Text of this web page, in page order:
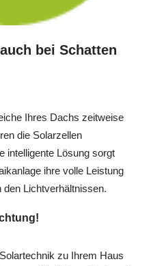
bei Schatten
Ihres Dachs zeitweise
die Solarzellen
intelligente Lösung sorgt
ihre volle Leistung
den Lichtverhältnissen.
zu Ihrem Haus